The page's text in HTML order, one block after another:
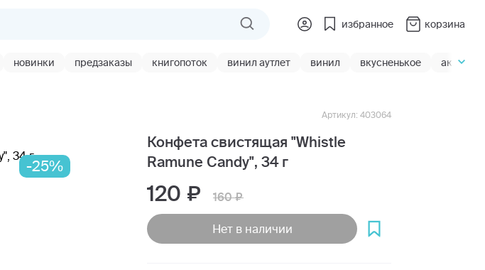
избранное корзина
новинки предзаказы книгопоток винил аутлет винил вкусненькое акции
-25%
Конфета свистящая "Whistle
Ramunе Candy", 34 г
Артикул: 403064
120 160
Нет в наличии